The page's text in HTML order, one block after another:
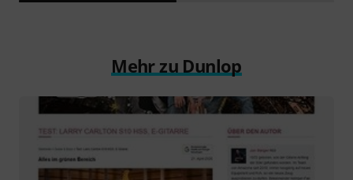
Mehr zu Dunlop